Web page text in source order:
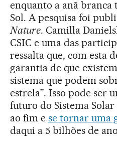
enquanto a anã branca
Sol. A pesquisa foi
Nature. Camilla
CSIC e uma das
ressalta que, com esta
garantia de que
sistema que podem
estrela”. Isso pode ser
futuro do Sistema
ao fim e se tornar uma
daqui a 5 bilhões de